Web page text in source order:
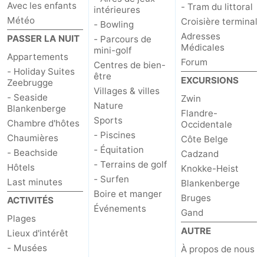
Avec les enfants
Météo
PASSER LA NUIT
Appartements
- Holiday Suites
Zeebrugge
- Seaside
Blankenberge
Chambre d'hôtes
Chaumières
- Beachside
Hôtels
Last minutes
ACTIVITÉS
Plages
Lieux d'intérêt
- Musées
intérieures
- Bowling
- Parcours de
mini-golf
Centres de bien-
être
Villages & villes
Nature
Sports
- Piscines
- Équitation
- Terrains de golf
- Surfen
Boire et manger
Événements
- Tram du littoral
Croisière terminal
Adresses
Médicales
Forum
EXCURSIONS
Zwin
Flandre-
Occidentale
Côte Belge
Cadzand
Knokke-Heist
Blankenberge
Bruges
Gand
AUTRE
À propos de nous